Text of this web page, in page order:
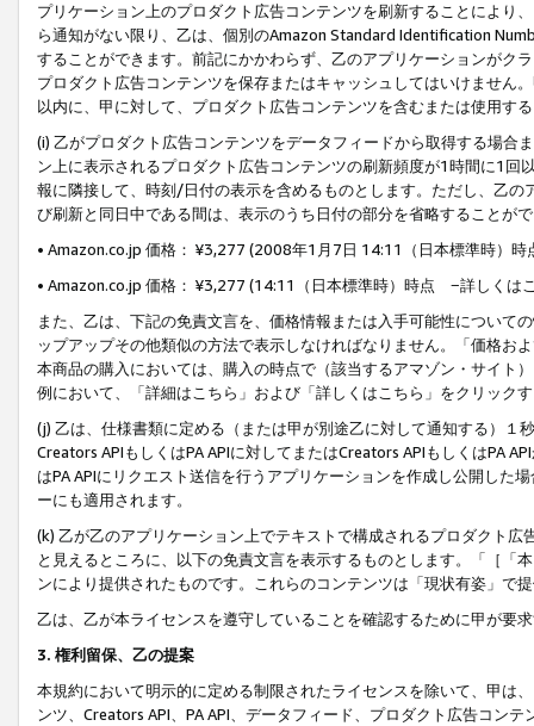
プリケーション上のプロダクト広告コンテンツを刷新することにより
ら通知がない限り、乙は、個別のAmazon Standard Identification
することができます。前記にかかわらず、乙のアプリケーションがク
プロダクト広告コンテンツを保存またはキャッシュしてはいけません
以内に、甲に対して、プロダクト広告コンテンツを含むまたは使用す
(i) 乙がプロダクト広告コンテンツをデータフィードから取得する場合
ン上に表示されるプロダクト広告コンテンツの刷新頻度が1時間に1
報に隣接して、時刻/日付の表示を含めるものとします。ただし、乙
び刷新と同日中である間は、表示のうち日付の部分を省略することが
• Amazon.co.jp 価格： ¥3,277 (2008年1月7日 14:11（日本標準時）
• Amazon.co.jp 価格： ¥3,277 (14:11（日本標準時）時点 −詳しくは
また、乙は、下記の免責文言を、価格情報または入手可能性について
ップアップその他類似の方法で表示しなければなりません。「価格
本商品の購入においては、購入の時点で（該当するアマゾン・サイト
例において、「詳細はこちら」および「詳しくはこちら」をクリック
(j) 乙は、仕様書類に定める（または甲が別途乙に対して通知する）
Creators APIもしくはPA APIに対してまたはCreators APIもしくはPA
はPA APIにリクエスト送信を行うアプリケーションを作成し公開した
ーにも適用されます。
(k) 乙が乙のアプリケーション上でテキストで構成されるプロダクト
と見えるところに、以下の免責文言を表示するものとします。「［「
ンにより提供されたものです。これらのコンテンツは「現状有姿」で
乙は、乙が本ライセンスを遵守していることを確認するために甲が要
3. 権利留保、乙の提案
本規約において明示的に定める制限されたライセンスを除いて、甲は
ンツ、Creators API、PA API、データフィード、プロダクト広告コン